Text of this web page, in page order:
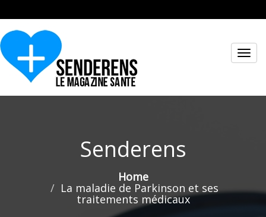
Senderens
Home
La maladie de Parkinson et ses
traitements médicaux